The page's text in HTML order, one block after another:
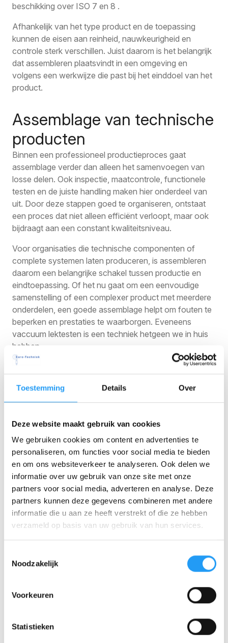
Toestemming Details Over
Deze website maakt gebruik van cookies
We gebruiken cookies om content en advertenties te
personaliseren, om functies voor social media te bieden
en om ons websiteverkeer te analyseren. Ook delen we
informatie over uw gebruik van onze site met onze
partners voor social media, adverteren en analyse. Deze
partners kunnen deze gegevens combineren met andere
informatie die u aan ze heeft verstrekt of die ze hebben
verzameld op basis van uw gebruik van hun services.
Noodzakelijk
Voorkeuren
Statistieken
beschikking over ISO 7 en 8 .
Afhankelijk van het type product en de toepassing
kunnen de eisen aan reinheid, nauwkeurigheid en
controle sterk verschillen. Juist daarom is het belangrijk
dat assembleren plaatsvindt in een omgeving en
volgens een werkwijze die past bij het einddoel van het
product.
Assemblage van technische
producten
Binnen een professioneel productieproces gaat
assemblage verder dan alleen het samenvoegen van
losse delen. Ook inspectie, maatcontrole, functionele
testen en de juiste handling maken hier onderdeel van
uit. Door deze stappen goed te organiseren, ontstaat
een proces dat niet alleen efficiënt verloopt, maar ook
bijdraagt aan een constant kwaliteitsniveau.
Voor organisaties die technische componenten of
complete systemen laten produceren, is assembleren
daarom een belangrijke schakel tussen productie en
eindtoepassing. Of het nu gaat om een eenvoudige
samenstelling of een complexer product met meerdere
onderdelen, een goede assemblage helpt om fouten te
beperken en prestaties te waarborgen. Eveneens
vaccuum lektesten is een techniek hetgeen we in huis
hebben.
Cleanroom assemblage voor
kritische toepassingen
de omgeving waarin ze worden samengesteld. In dat
soort gevallen is cleanroom assemblage een logische
keuze. Binnen een gecontroleerde ruimte kunnen
producten onder strikte voorwaarden worden
geassembleerd, waardoor de kans op vervuiling of
ongewenste deeltjes sterk afneemt.
Cleanroom assemblage is met name relevant voor
toepassingen in onder meer de medische sector,
elektronica en andere industrieën waar hoge eisen
worden gesteld aan reinheid en procesbeheersing. In
zulke trajecten is niet alleen het eindproduct belangrijk,
maar ook de manier waarop onderdelen worden
cleanroomomgevingen